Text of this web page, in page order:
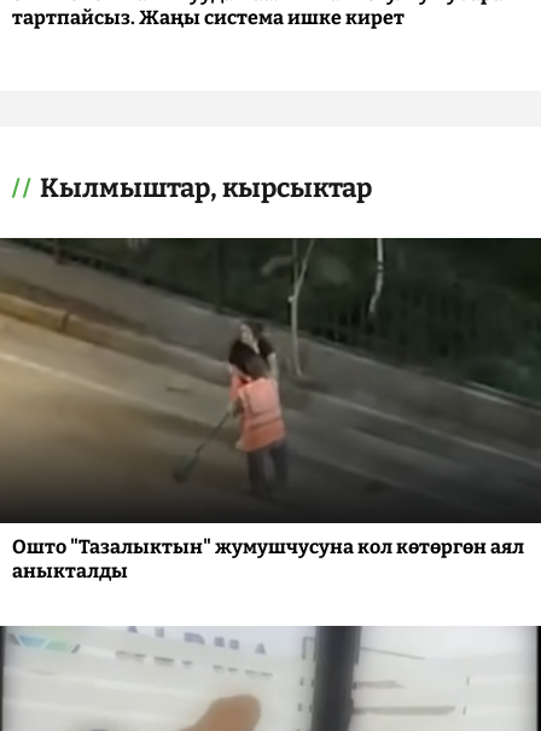
тартпайсыз. Жаңы система ишке кирет
Кылмыштар, кырсыктар
Ошто "Тазалыктын" жумушчусуна кол көтөргөн аял
аныкталды